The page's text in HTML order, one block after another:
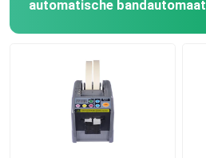
Fabrieksreis
automatische bandautomaat